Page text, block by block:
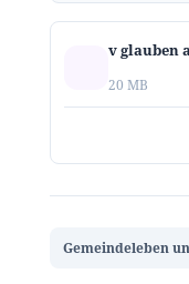
v glauben
20 MB
Gemeindeleben